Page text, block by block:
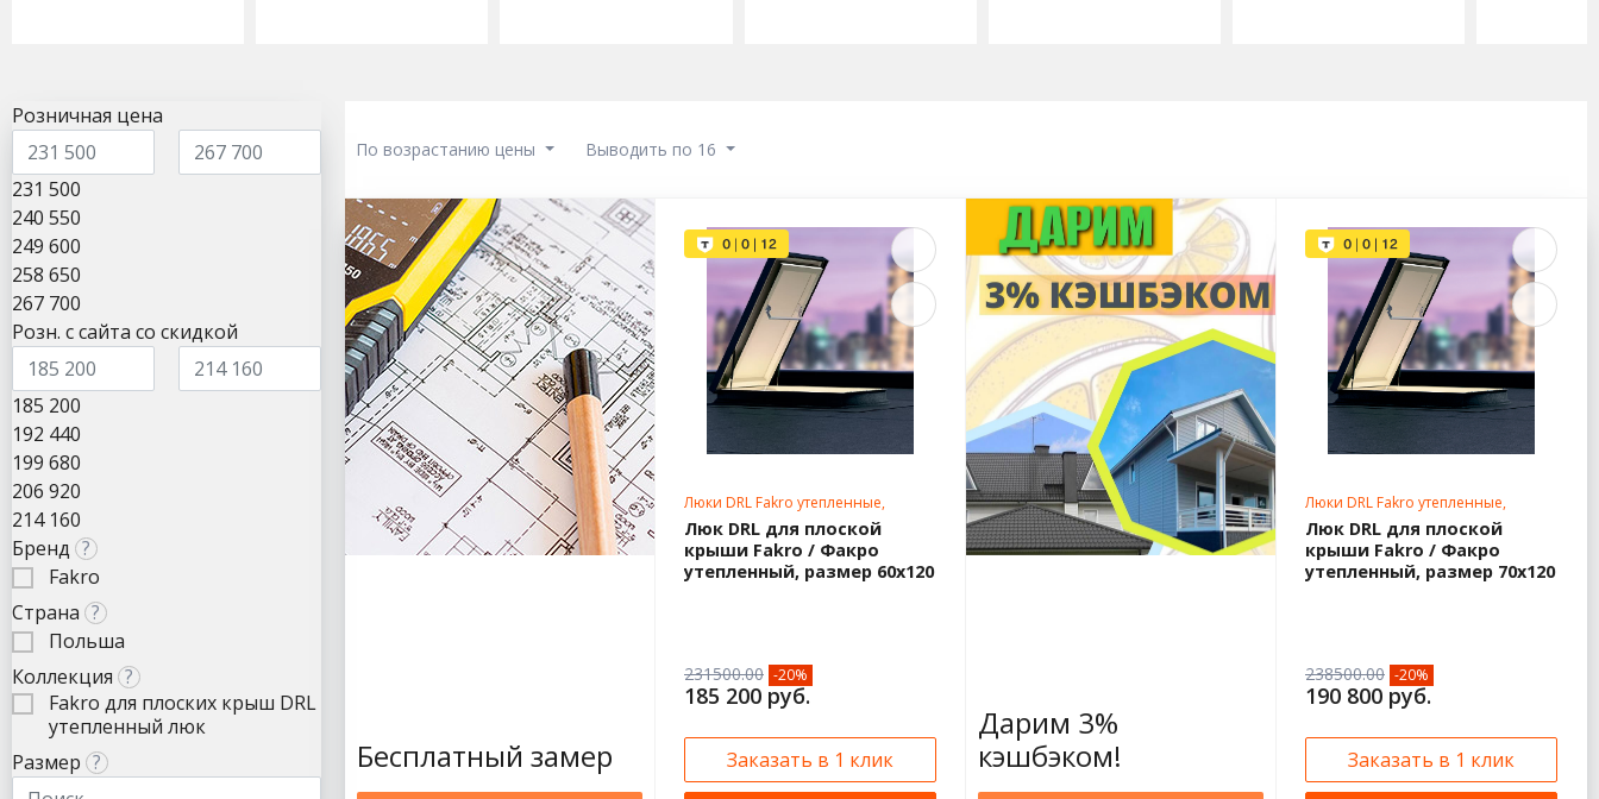
По возрастанию цены Выводить по 16
Бесплатный замер
Люки DRL Fakro утепленные,
нестандартные размеры
Люк DRL для плоской
крыши Fakro / Факро
утепленный, размер 60х120
231500.00 -20%
185 200 руб.
Заказать в 1 клик
Дарим 3%
кэшбэком!
Люки DRL Fakro утепленные,
нестандартные размеры
Люк DRL для плоской
крыши Fakro / Факро
утепленный, размер 70х120
238500.00 -20%
190 800 руб.
Заказать в 1 клик
Розничная цена
231 500
240 550
249 600
258 650
267 700
Розн. с сайта со скидкой
185 200
192 440
199 680
206 920
214 160
Бренд ?
Fakro
Страна ?
Польша
Коллекция ?
Fakro для плоских крыш DRL
утепленный люк
Размер ?